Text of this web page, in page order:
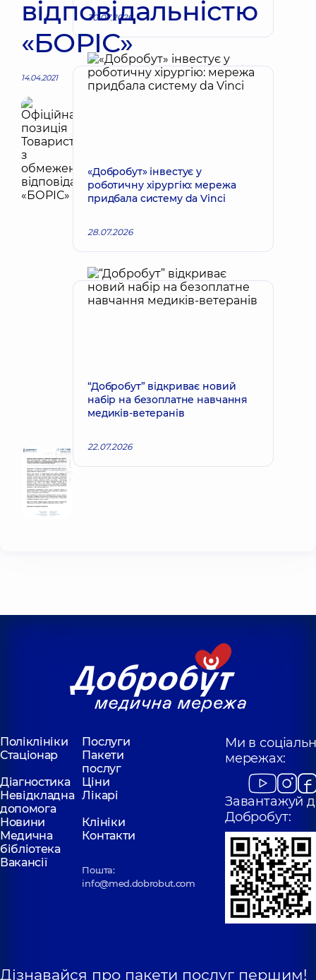
відповідальністю
«БОРІС»
14.04.2021
30.07.2026
«Добробут» інвестує у
роботичну хірургію: мережа
придбала систему da Vinci
28.07.2026
“Добробут” відкриває новий
набір на безоплатне навчання
медиків-ветеранів
22.07.2026
Поліклініки
Послуги
Стаціонар
Пакети
послуг
Діагностика
Ціни
Невідкладна
допомога
Лікарі
Новини
Клініки
Медична
бібліотека
Контакти
Вакансії
Пошта:
info@med.dobrobut.com
Ми в
мережах:
Завантажуй
Добробут:
Дізнавайся про пакети послуг першим!